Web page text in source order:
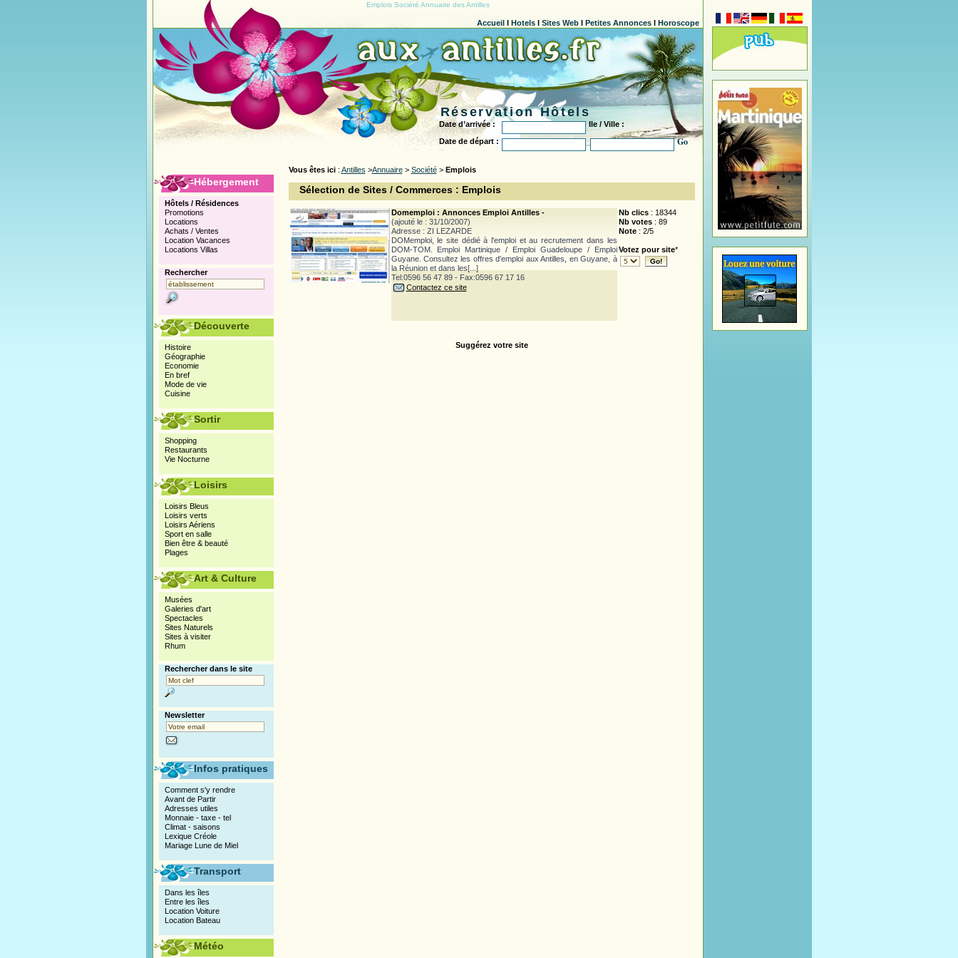
Emplois Société Annuaire des Antilles
Accueill Hotelsl Sites Webl Petites Annoncesl Horoscope
Réservation Hôtels
Date d’arrivée :
Ile / Ville :
Date de départ :
Go
Vous êtes ici : Antilles >Annuaire> Société> Emplois
Sélection de Sites / Commerces : Emplois
Domemploi : Annonces Emploi Antilles -
(ajouté le : 31/10/2007)
Adresse : ZI LEZARDE
DOMemploi, le site dédié à l'emploi et au recrutement dans les
DOM-TOM. Emploi Martinique / Emploi Guadeloupe / Emploi
Guyane. Consultez les offres d'emploi aux Antilles, en Guyane, à
la Réunion et dans les[...]
Tel:0596 56 47 89 - Fax:0596 67 17 16
Contactez ce site
Nb clics: 18344
Nb votes: 89
Note: 2/5
Votez pour site*
Suggérez votre site
Hébergement
Hôtels / Résidences
Promotions
Locations
Achats / Ventes
Location Vacances
Locations Villas
Rechercher
Découverte
Histoire
Géographie
Economie
En bref
Mode de vie
Cuisine
Sortir
Shopping
Restaurants
Vie Nocturne
Loisirs
Loisirs Bleus
Loisirs verts
Loisirs Aériens
Sport en salle
Bien être & beauté
Plages
Art & Culture
Musées
Galeries d'art
Spectacles
Sites Naturels
Sites à visiter
Rhum
Rechercher dans le site
Newsletter
Infos pratiques
Comment s'y rendre
Avant de Partir
Adresses utiles
Monnaie - taxe - tel
Climat - saisons
Lexique Créole
Mariage Lune de Miel
Transport
Dans les îles
Entre les îles
Location Voiture
Location Bateau
Météo